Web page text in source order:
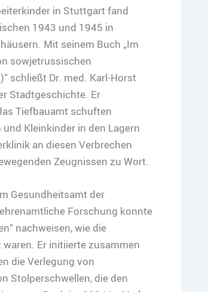
in Stuttgart fand
1943 und 1945 in
Mit seinem Buch „Im
sowjetrussischen
schließt Dr. med. Karl-Horst
Stadtgeschichte. Er
Tiefbauamt schuften
Kleinkinder in den Lagern
an diesen Verbrechen
Zeugnissen zu Wort.
Gesundheitsamt der
Forschung konnte
nachweisen, wie die
Er initiierte zusammen
die Verlegung von
Stolperschwellen, die den